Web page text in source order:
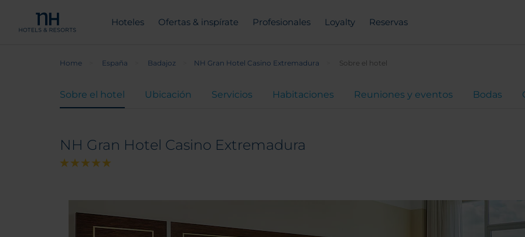
Hoteles Ofertas & inspírate Profesionales Loyalty Reservas
Home España Badajoz NH Gran Hotel Casino Extremadura Sobre el hotel
Sobre el hotel Ubicación Servicios Habitaciones Reuniones y eventos Bodas
NH Gran Hotel Casino Extremadura